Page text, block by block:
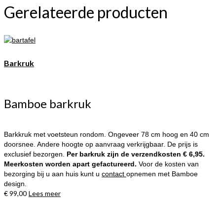
Gerelateerde producten
Barkruk
Bamboe barkruk
Barkkruk met voetsteun rondom. Ongeveer 78 cm hoog en 40 cm
doorsnee. Andere hoogte op aanvraag verkrijgbaar. De prijs is
exclusief bezorgen. Per barkruk zijn de verzendkosten € 6,95.
Meerkosten worden apart gefactureerd. Voor de kosten van
bezorging bij u aan huis kunt u contact opnemen met Bamboe
design.
€99,00 Lees meer